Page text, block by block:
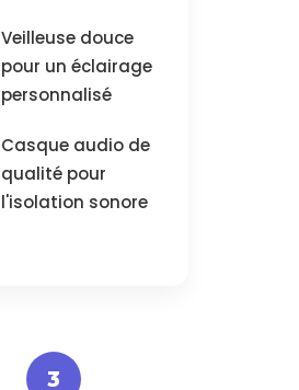
Veilleuse douce
pour un éclairage
personnalisé
Casque audio de
qualité pour
l'isolation sonore